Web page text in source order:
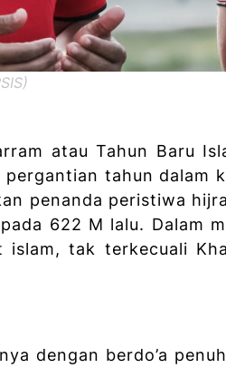
atau Tahun Baru
tahun dalam
penanda peristiwa
622 M lalu. Dalam
tak terkecuali
dengan berdo’a